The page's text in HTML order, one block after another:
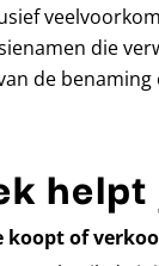
die
de
helpt
koopt of